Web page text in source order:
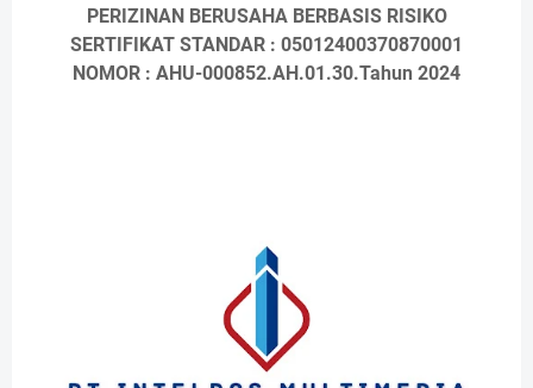
PERIZINAN BERUSAHA BERBASIS RISIKO
SERTIFIKAT STANDAR : 05012400370870001
NOMOR : AHU-000852.AH.01.30.Tahun 2024